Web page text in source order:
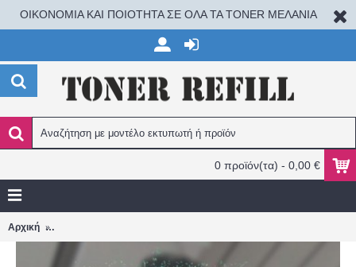
ΟΙΚΟΝΟΜΙΑ ΚΑΙ ΠΟΙΟΤΗΤΑ ΣΕ ΟΛΑ ΤΑ TONER ΜΕΛΑΝΙΑ
0 προϊόν(τα) - 0,00 €
Αρχική